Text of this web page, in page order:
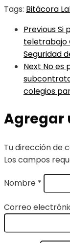
Tags: Bitácora
PreviousSi
teletrabajo
Seguridad
Next No es
colegios
Agregar
Tu dirección de
Los campos
Nombre *
Correo